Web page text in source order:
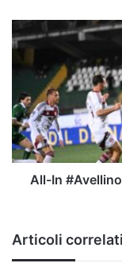
All-
In
#AvellinoMantova:
Lescano,
richiamo
del
gol
All-In
Articoli correlati